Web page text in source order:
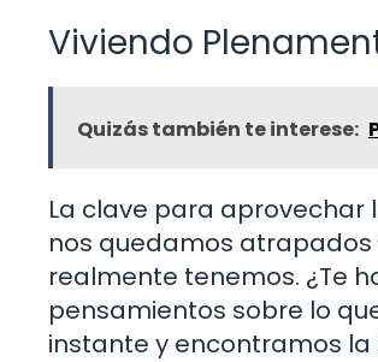
Viviendo
Quizás también te interese:
La clave para aprovechar
nos quedamos
realmente tenemos. ¿Te
pensamientos sobre lo
instante y encontramos la